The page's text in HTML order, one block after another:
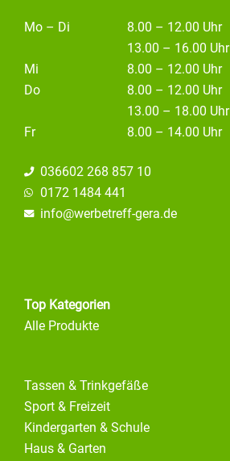
Mo – Di
8.00 – 12.00 Uhr
13.00 – 16.00 Uhr
Mi
8.00 – 12.00 Uhr
Do
8.00 – 12.00 Uhr
13.00 – 18.00 Uhr
Fr
8.00 – 14.00 Uhr
036602 268 857 10
0172 1484 441
info@werbetreff-gera.de
Top Kategorien
Alle Produkte
Tassen & Trinkgefäße
Sport & Freizeit
Kindergarten & Schule
Haus & Garten